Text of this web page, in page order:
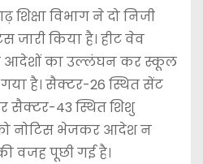
शिक्षा विभाग ने दो निजी
जारी किया है। हीट वेव
आदेशों का उल्लंघन कर स्कूल
है। सैक्टर-26 स्थित सेंट
43 स्थित शिशु
नोटिस भेजकर आदेश न
वजह पूछी गई है।